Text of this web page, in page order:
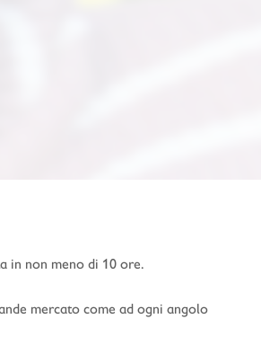
in non meno di 10 ore.
mercato come ad ogni angolo